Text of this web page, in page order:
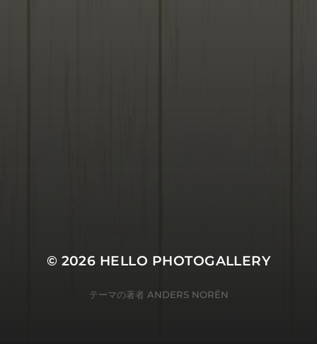
© 2026 HELLO PHOTOGALLERY
テーマの著者 ANDERS NORÉN